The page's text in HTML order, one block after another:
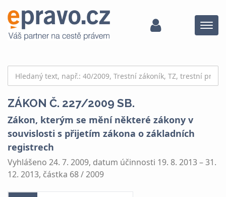
Menu
ZÁKON Č. 227/2009 SB.
Zákon, kterým se mění některé zákony v
souvislosti s přijetím zákona o základních
registrech
Vyhlášeno 24. 7. 2009, datum účinnosti 19. 8. 2013 – 31.
12. 2013, částka 68 / 2009